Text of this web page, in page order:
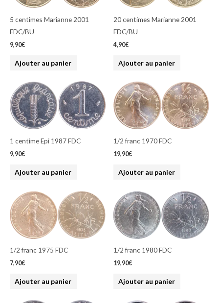
5 centimes Marianne 2001
FDC/BU
9,90€
Ajouter au panier
20 centimes Marianne 2001
FDC/BU
4,90€
Ajouter au panier
1 centime Epi 1987 FDC
9,90€
Ajouter au panier
1/2 franc 1970 FDC
19,90€
Ajouter au panier
1/2 franc 1975 FDC
7,90€
Ajouter au panier
1/2 franc 1980 FDC
19,90€
Ajouter au panier